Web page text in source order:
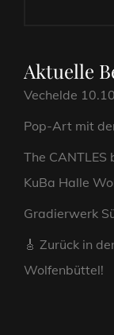
Aktuelle
Vechelde
Pop-Art mit
The
KuBa Halle
Gradierwerk
🎸 Zurück in
Wolfenbüttel!